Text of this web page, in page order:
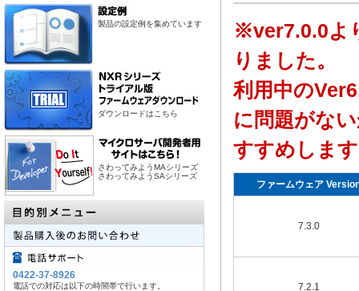
※ver7.0.0よ
りました。
利用中の
に問題がな
すすめしま
ファームウェア
7.3.0
7.2.1
製品の設定例を集めています
ダウンロードはこちら
さわってみようMAシリーズ
さわってみようSAシリーズ
0422-37-8926
電話での対応は以下の時間帯で行います。